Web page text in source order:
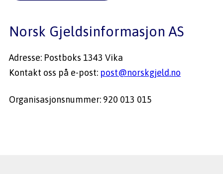
Norsk Gjeldsinformasjon AS
Adresse: Postboks 1343 Vika
Kontakt oss på e-post: post@norskgjeld.no
Organisasjonsnummer: 920 013 015